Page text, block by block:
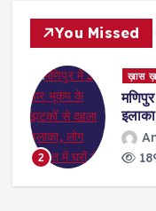
You Missed
2
ख़ास